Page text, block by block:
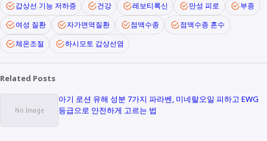
갑상선 기능 저하증 건강 레보티록신 만성 피로
부종
여성 질환
자가면역질환 점액수종
점액수종 혼수
체온조절
하시모토 갑상선염
Related Posts
아기 로션 유해 성분 7가지 파라벤, 미네랄오일 피하고 EWG
등급으로 안전하게 고르는 법